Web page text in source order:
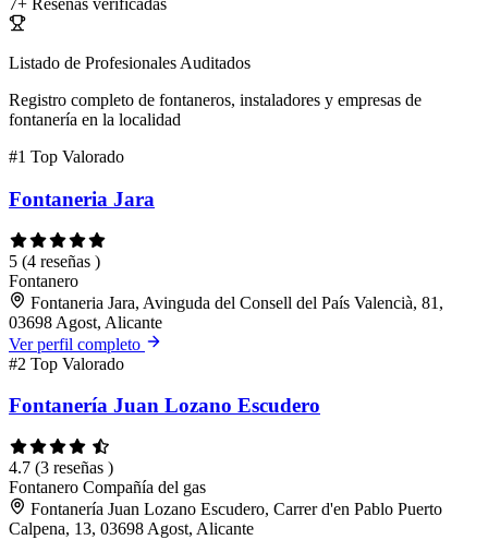
7+ Reseñas verificadas
Listado de Profesionales Auditados
Registro completo de fontaneros, instaladores y empresas de
fontanería en la localidad
#1 Top Valorado
Fontaneria Jara
5 (4 reseñas )
Fontanero
Fontaneria Jara, Avinguda del Consell del País Valencià, 81,
03698 Agost, Alicante
Ver perfil completo
#2 Top Valorado
Fontanería Juan Lozano Escudero
4.7 (3 reseñas )
Fontanero Compañía del gas
Fontanería Juan Lozano Escudero, Carrer d'en Pablo Puerto
Calpena, 13, 03698 Agost, Alicante